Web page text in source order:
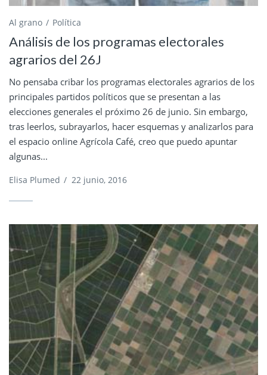
Al grano Política
Análisis de los programas electorales
agrarios del 26J
No pensaba cribar los programas electorales agrarios de los
principales partidos políticos que se presentan a las
elecciones generales el próximo 26 de junio. Sin embargo,
tras leerlos, subrayarlos, hacer esquemas y analizarlos para
el espacio online Agrícola Café, creo que puedo apuntar
algunas...
Elisa Plumed / 22 junio, 2016